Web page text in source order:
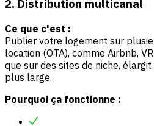
2. Distribution multicanal
Ce que c'est :
Publier votre logement sur
location (OTA), comme Airbnb,
que sur des sites de niche,
plus large.
Pourquoi ça fonctionne :